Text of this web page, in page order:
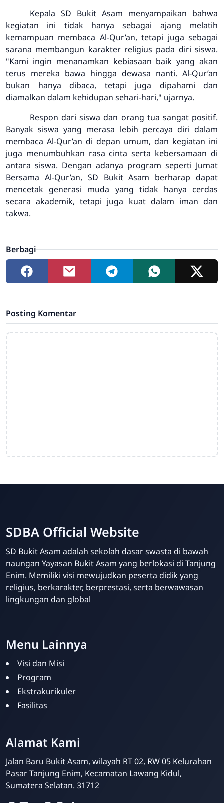
Kepala SD Bukit Asam menyampaikan bahwa
kegiatan ini tidak hanya sebagai ajang melatih
kemampuan membaca Al-Qur’an, tetapi juga sebagai
sarana membangun karakter religius pada diri siswa.
"Kami ingin menanamkan kebiasaan baik yang akan
terus mereka bawa hingga dewasa nanti. Al-Qur’an
bukan hanya dibaca, tetapi juga dipahami dan
diamalkan dalam kehidupan sehari-hari," ujarnya.
Respon dari siswa dan orang tua sangat positif.
Banyak siswa yang merasa lebih percaya diri dalam
membaca Al-Qur’an di depan umum, dan kegiatan ini
juga menumbuhkan rasa cinta serta kebersamaan di
antara siswa. Dengan adanya program seperti Jumat
Bersama Al-Qur’an, SD Bukit Asam berharap dapat
mencetak generasi muda yang tidak hanya cerdas
secara akademik, tetapi juga kuat dalam iman dan
takwa.
Berbagi
Posting Komentar
SDBA Official Website
SD Bukit Asam adalah sekolah dasar swasta di bawah
naungan Yayasan Bukit Asam yang berlokasi di Tanjung
Enim. Memiliki visi mewujudkan peserta didik yang
religius, berkarakter, berprestasi, serta berwawasan
lingkungan dan global
Menu Lainnya
Visi dan Misi
Program
Ekstrakurikuler
Fasilitas
Alamat Kami
Jalan Baru Bukit Asam, wilayah RT 02, RW 05 Kelurahan
Pasar Tanjung Enim, Kecamatan Lawang Kidul,
Sumatera Selatan. 31712